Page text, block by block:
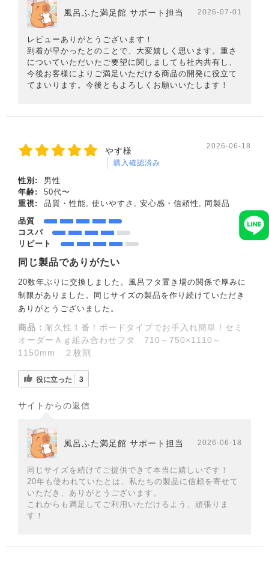
風呂ふた満足館 サポート担当 2026-07-01
レビューありがとうございます！
到着が早かったとのことで、大変嬉しく思います。重さ
についていただいたご要望に関しましても社内共有し、
今後お客様によりご満足いただける商品の開発に役立て
てまいります。今後ともよろしくお願いいたします！
やす様
購入確認済み
2026-06-18
性別:
男性
年齢:
50代〜
重視:
品質・性能, 使いやすさ, 安心感・信頼性, 同製品
品質
コスパ
リピート
同じ製品でありがたい
20数年ぶりに交換しました。風呂フタ置き場の関係で厚みに
制限がありました。同じサイズの製品を作り続けていただき
ありがとうございました。
商品： 耐久性１番！ボードタイプでお手入れ簡単！セミ
オーダーＡｇ組み合わせフタ 710～750×1110～
1150mm ２枚割
役に立った 3
サイトからの返信
風呂ふた満足館 サポート担当 2026-06-18
同じサイズを続けてご提供できて本当に嬉しいです！
20年も使われていたとは、私たちの製品に信頼を寄せて
いただき、ありがとうございます。
これからも満足してご利用いただけるよう、頑張りま
す！